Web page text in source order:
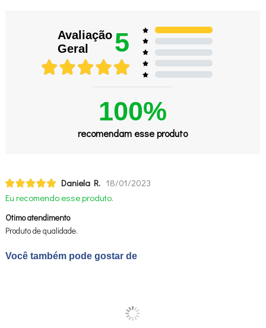
Avaliação
Geral
5
100%
recomendam esse produto
Daniela R. 18/01/2023
Eu recomendo esse produto.
Otimo atendimento
Produto de qualidade.
Você também pode gostar de